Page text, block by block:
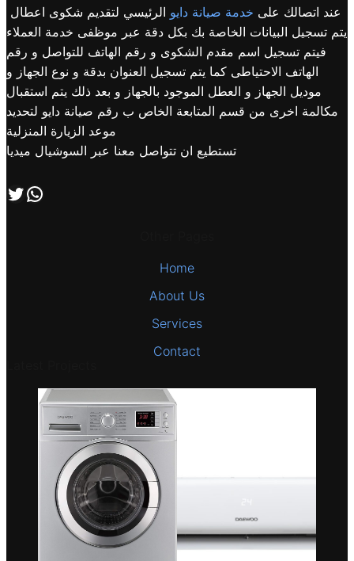
عند اتصالك على خدمة صيانة دايو الرئيسي لتقديم شكوى اعطال
يتم تسجيل البيانات الخاصة بك بكل دقة عبر موظفى خدمة العملاء
فيتم تسجيل اسم مقدم الشكوى و رقم الهاتف للتواصل و رقم
الهاتف الاحتياطى كما يتم تسجيل العنوان بدقة و نوع الجهاز و
موديل الجهاز و العطل الموجود بالجهاز و بعد ذلك يتم استقبال
مكالمة اخرى من قسم المتابعة الخاص ب رقم صيانة دايو لتحديد
موعد الزيارة المنزلية
تستطيع ان تتواصل معنا عبر السوشيال ميديا
تابعنا علي صفحة التويتر اتصل بنا علي طريق الوتساب
Home
About Us
Services
Contact